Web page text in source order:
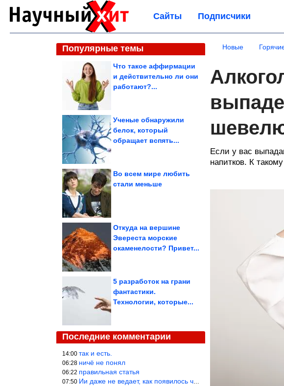
Сайты Подписчики
Популярные темы
Что такое аффирмации
и действительно ли они
работают?...
Ученые обнаружили
белок, который
обращает вспять...
Во всем мире любить
стали меньше
Откуда на вершине
Эвереста морские
окаменелости? Привет...
5 разработок на грани
фантастики.
Технологии, которые...
Последние комментарии
14:00 так и есть.
06:28 ничё не понял
06:22 правильная статья
07:50 Ии даже не ведает, как появилось человечество и для чего оно сущ
Новые
Если у вас
напитков. К